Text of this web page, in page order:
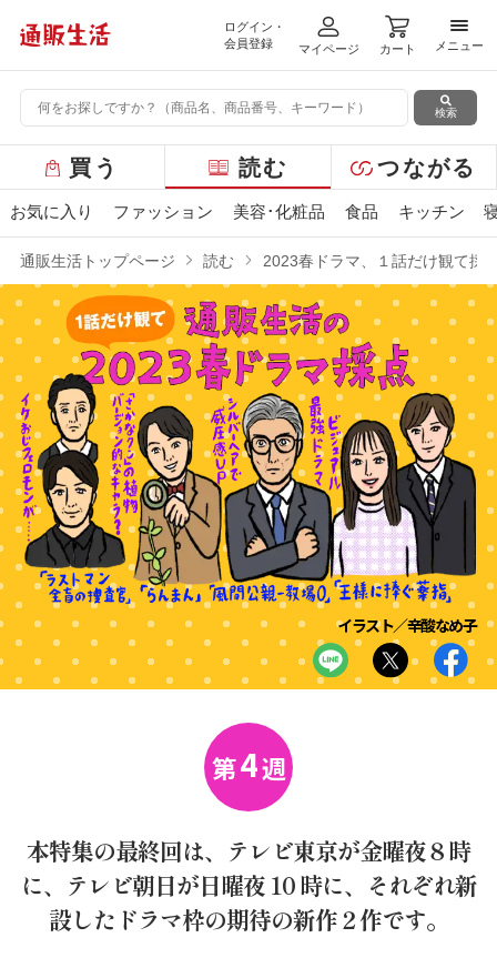
ログイン・
会員登録
マイページ カート
メニ
メニュー
検索
ー
バ
ニ
ュ
ー
買う 読む つながる
お気に入り ファッション 美容･化粧品 食品 キッチン
通販生活トップページ 読む 2023春ドラマ、１話だけ観て採
イラスト／辛酸なめ子
第4週
本特集の最終回は、テレビ東京が金曜夜８時
に、テレビ朝日が日曜夜 10 時に、それぞれ新
設したドラマ枠の期待の新作２作です。